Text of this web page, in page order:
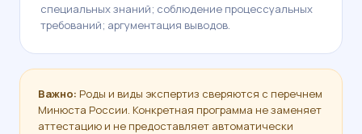
специальных знаний; соблюдение процессуальных
требований; аргументация выводов.
Важно: Роды и виды экспертиз сверяются с перечнем
Минюста России. Конкретная программа не заменяет
аттестацию и не предоставляет автоматически